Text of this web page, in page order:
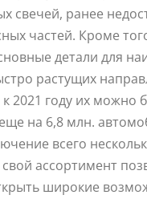
свечей, ранее
частей. Кроме
детали для
растущих
2021 году их можно
на 6,8 млн.
всего
ассортимент
широкие